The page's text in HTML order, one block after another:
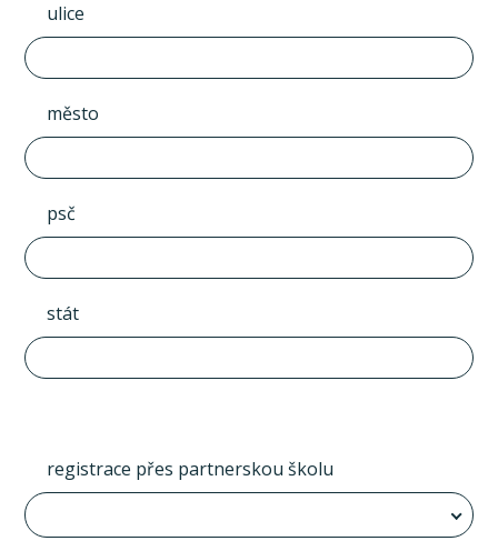
ulice
město
psč
stát
registrace přes partnerskou školu